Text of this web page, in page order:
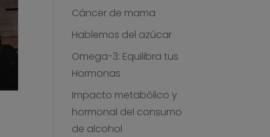
Cáncer de mama
Hablemos del azúcar
Omega-3: Equilibra tus
Hormonas
Impacto metabólico y
hormonal del consumo
de alcohol